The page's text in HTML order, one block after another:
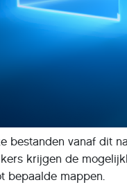
bestanden vanaf dit
krijgen de
bepaalde mappen.